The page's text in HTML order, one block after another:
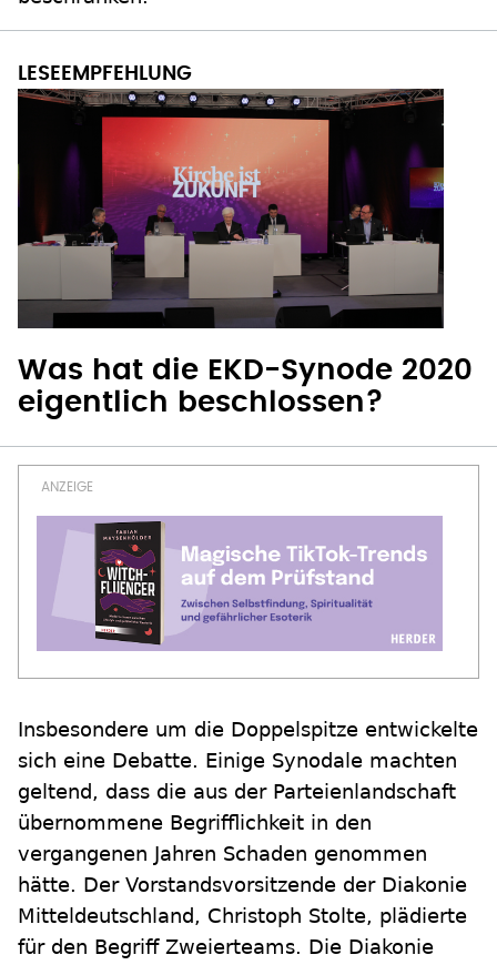
Was hat die EKD-Synode 2020
eigentlich beschlossen?
Insbesondere um die Doppelspitze entwickelte
sich eine Debatte. Einige Synodale machten
geltend, dass die aus der Parteienlandschaft
übernommene Begrifflichkeit in den
vergangenen Jahren Schaden genommen
hätte. Der Vorstandsvorsitzende der Diakonie
Mitteldeutschland, Christoph Stolte, plädierte
für den Begriff Zweierteams. Die Diakonie